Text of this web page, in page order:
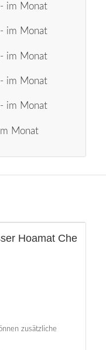
im Monat
im Monat
im Monat
im Monat
im Monat
Monat
Hoamat Chen
zusätzliche